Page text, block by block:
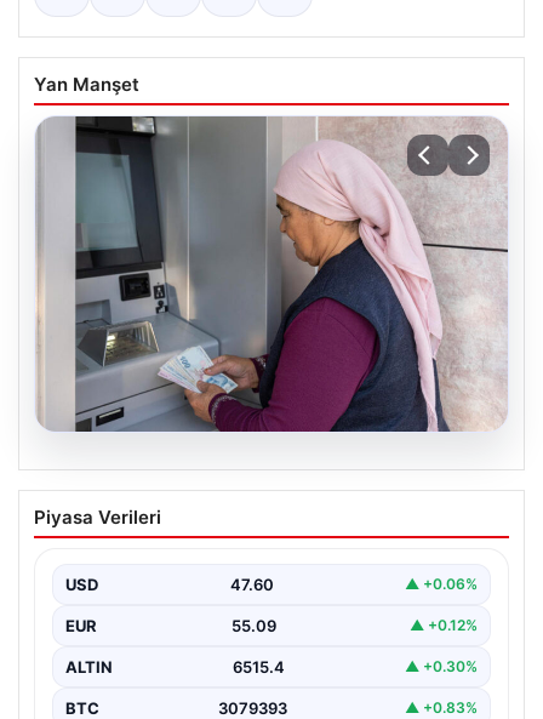
Yan Manşet
Emekli maaşı ödemeleri ne zaman
yatacak? SGK, Bağ-Kur, Emekli Sandığı
Piyasa Verileri
USD 47.60 ▲ +0.06%
EUR 55.09 ▲ +0.12%
ALTIN 6515.4 ▲ +0.30%
BTC 3079393 ▲ +0.83%